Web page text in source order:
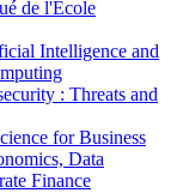
de l'Ecole
Intelligence and
: Threats and
for Business
Data
Finance